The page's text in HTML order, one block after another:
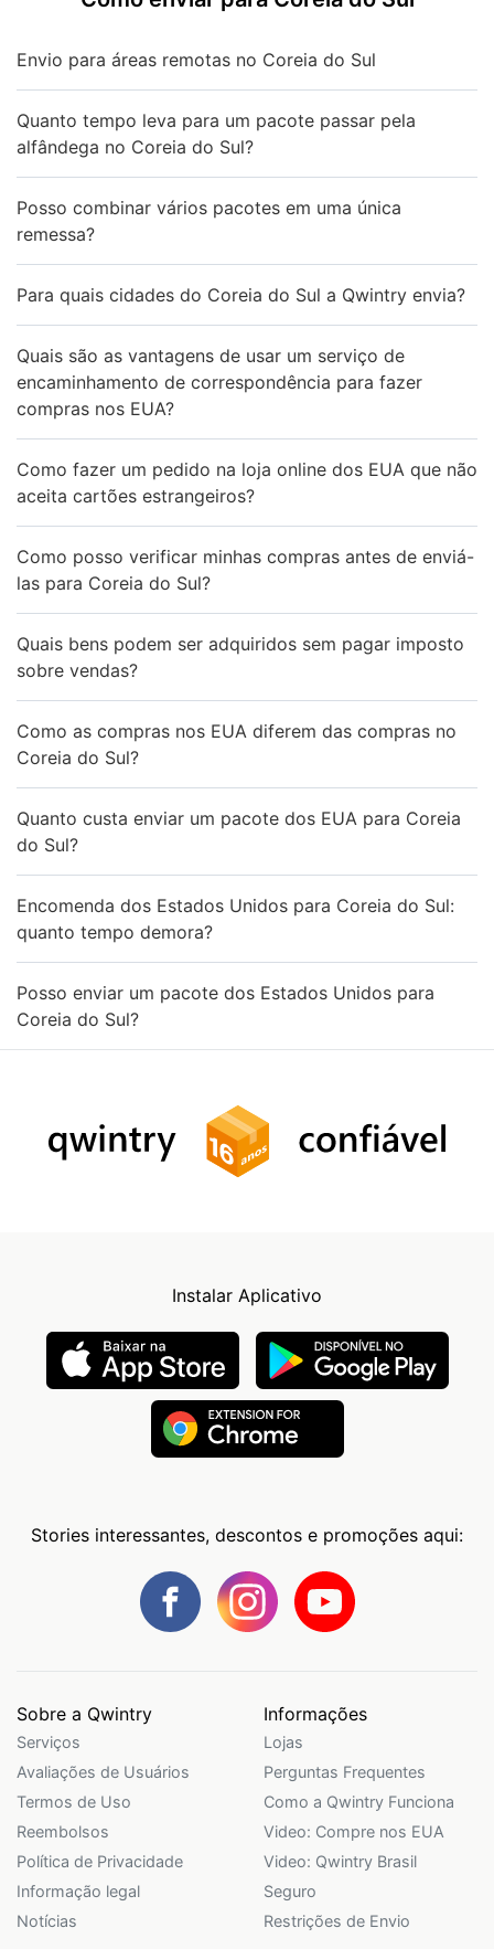
Envio para áreas remotas no Coreia do Sul
Quanto tempo leva para um pacote passar pela
alfândega no Coreia do Sul?
Posso combinar vários pacotes em uma única
remessa?
Para quais cidades do Coreia do Sul a Qwintry envia?
Quais são as vantagens de usar um serviço de
encaminhamento de correspondência para fazer
compras nos EUA?
Como fazer um pedido na loja online dos EUA que não
aceita cartões estrangeiros?
Como posso verificar minhas compras antes de enviá-
las para Coreia do Sul?
Quais bens podem ser adquiridos sem pagar imposto
sobre vendas?
Como as compras nos EUA diferem das compras no
Coreia do Sul?
Quanto custa enviar um pacote dos EUA para Coreia
do Sul?
Encomenda dos Estados Unidos para Coreia do Sul:
quanto tempo demora?
Posso enviar um pacote dos Estados Unidos para
Coreia do Sul?
Instalar Aplicativo
Stories interessantes, descontos e promoções aqui:
Sobre a Qwintry
Serviços
Avaliações de Usuários
Termos de Uso
Reembolsos
Política de Privacidade
Informação legal
Notícias
Informações
Lojas
Perguntas Frequentes
Como a Qwintry Funciona
Video: Compre nos EUA
Video: Qwintry Brasil
Seguro
Restrições de Envio